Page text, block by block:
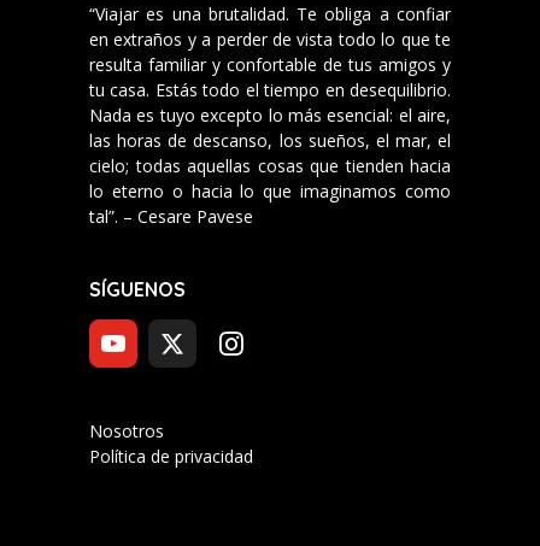
“Viajar es una brutalidad. Te obliga a confiar
en extraños y a perder de vista todo lo que te
resulta familiar y confortable de tus amigos y
tu casa. Estás todo el tiempo en desequilibrio.
Nada es tuyo excepto lo más esencial: el aire,
las horas de descanso, los sueños, el mar, el
cielo; todas aquellas cosas que tienden hacia
lo eterno o hacia lo que imaginamos como
tal”. – Cesare Pavese
SÍGUENOS
Nosotros
Política de privacidad